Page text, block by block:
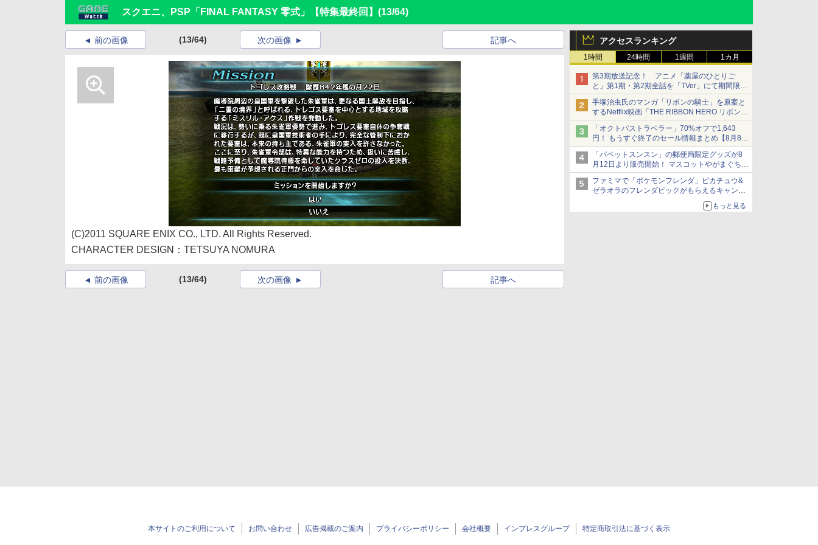
スクエニ、PSP「FINAL FANTASY 零式」【特集最終回】 (13/64)
アクセスランキング
1時間 24時間 1週間 1カ月
第3期放送記念！ アニメ「薬屋のひとりご
と」第1期・第2期全話を「TVer」にて期間限定
で順次無料配信開始
手塚治虫氏のマンガ「リボンの騎士」を原案と
するNetflix映画「THE RIBBON HERO リボンヒ
ーロー」本日配信開始
「オクトパストラベラー」70%オフで1,643
円！ もうすぐ終了のセール情報まとめ【8月8日
更新】
ニンテンドーeショップでは「大神 絶景版」が
67%オフで990円
「パペットスンスン」の郵便局限定グッズが8
月12日より販売開始！ マスコットやがまぐち、
レターセットなどが登場
ファミマで「ポケモンフレンダ」ピカチュウ&
ゼラオラのフレンダピックがもらえるキャンペ
もっと見る
前の画像 (13/64) 記事へ
次の画像
(C)2011 SQUARE ENIX CO., LTD. All Rights Reserved.
CHARACTER DESIGN：TETSUYA NOMURA
前の画像 (13/64) 記事へ
次の画像
本サイトのご利用について お問い合わせ 広告掲載のご案内 プライバシーポリシー 会社概要 インプレスグループ 特定商取引法に基づく表示